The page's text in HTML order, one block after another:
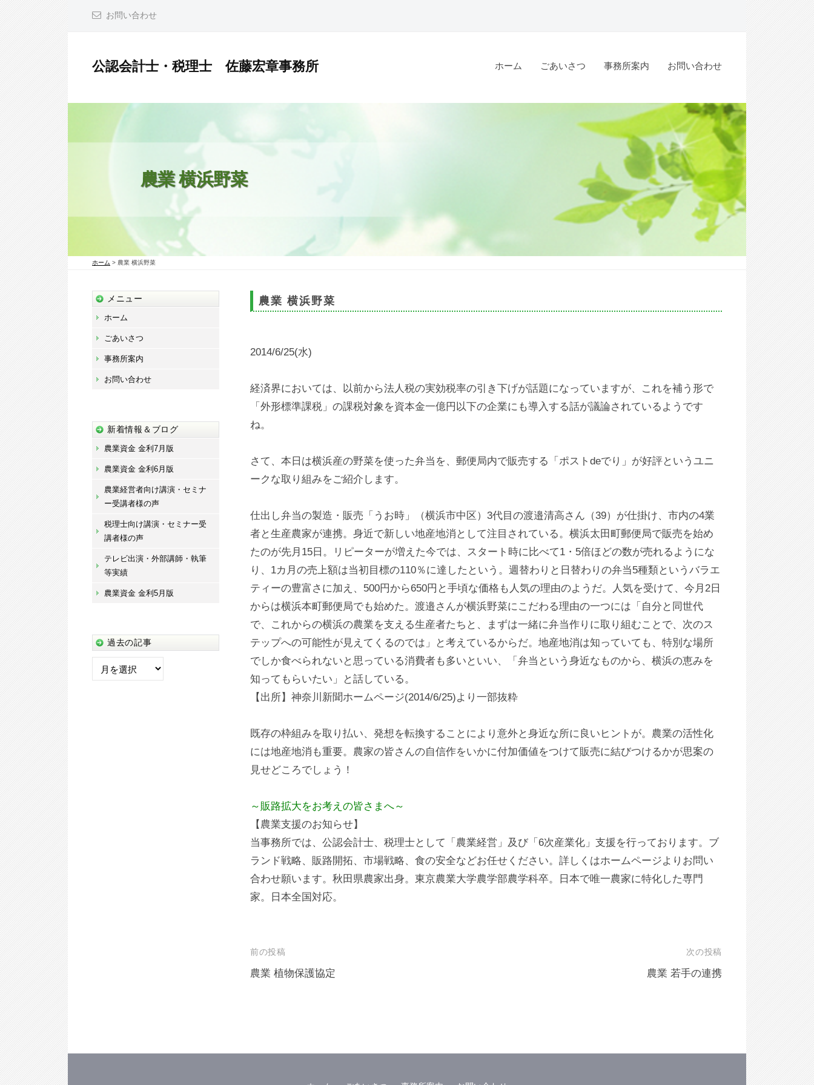
コ
ン
テ
ン
ツ
へ
ス
キ
ッ
プ
お問い合わせ
公認会計士・税理士 佐藤宏章事務所
認
佐
宏
章
ホーム ごあいさつ 事務所案内 お問い合わせ
農業 横浜野菜
ホーム > 農業 横浜野菜
農業 横浜野菜
2014/6/25(水)
経済界においては、以前から法人税の実効税率の引き下げが話題になっていますが、これを補う形で
「外形標準課税」の課税対象を資本金一億円以下の企業にも導入する話が議論されているようです
ね。
さて、本日は横浜産の野菜を使った弁当を、郵便局内で販売する「ポストdeでり」が好評というユニ
ークな取り組みをご紹介します。
仕出し弁当の製造・販売「うお時」（横浜市中区）3代目の渡邉清高さん（39）が仕掛け、市内の4業
者と生産農家が連携。身近で新しい地産地消として注目されている。横浜太田町郵便局で販売を始め
たのが先月15日。リピーターが増えた今では、スタート時に比べて1・5倍ほどの数が売れるようにな
り、1カ月の売上額は当初目標の110％に達したという。週替わりと日替わりの弁当5種類というバラエ
ティーの豊富さに加え、500円から650円と手頃な価格も人気の理由のようだ。人気を受けて、今月2日
からは横浜本町郵便局でも始めた。渡邉さんが横浜野菜にこだわる理由の一つには「自分と同世代
で、これからの横浜の農業を支える生産者たちと、まずは一緒に弁当作りに取り組むことで、次のス
テップへの可能性が見えてくるのでは」と考えているからだ。地産地消は知っていても、特別な場所
でしか食べられないと思っている消費者も多いといい、「弁当という身近なものから、横浜の恵みを
知ってもらいたい」と話している。
【出所】神奈川新聞ホームページ(2014/6/25)より一部抜粋
既存の枠組みを取り払い、発想を転換することにより意外と身近な所に良いヒントが。農業の活性化
には地産地消も重要。農家の皆さんの自信作をいかに付加価値をつけて販売に結びつけるかが思案の
見せどころでしょう！
～販路拡大をお考えの皆さまへ～
【農業支援のお知らせ】
当事務所では、公認会計士、税理士として「農業経営」及び「6次産業化」支援を行っております。ブ
ランド戦略、販路開拓、市場戦略、食の安全などお任せください。詳しくはホームページよりお問い
合わせ願います。秋田県農家出身。東京農業大学農学部農学科卒。日本で唯一農家に特化した専門
家。日本全国対応。
投
稿
ー
前の投稿
農業 植物保護協定
次の投稿
農業 若手の連携
メニュー
ホーム
ごあいさつ
事務所案内
お問い合わせ
新着情報＆ブログ
農業資金 金利7月版
農業資金 金利6月版
農業経営者向け講演・セミナ
ー受講者様の声
税理士向け講演・セミナー受
講者様の声
テレビ出演・外部講師・執筆
等実績
農業資金 金利5月版
過去の記事
過